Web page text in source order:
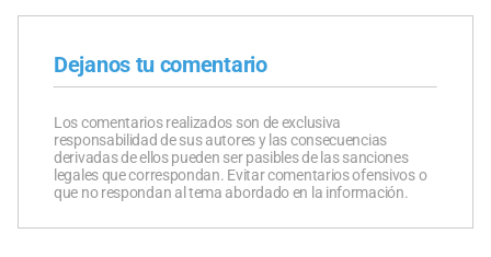
Dejanos tu comentario
Los comentarios realizados son de exclusiva
responsabilidad de sus autores y las consecuencias
derivadas de ellos pueden ser pasibles de las sanciones
legales que correspondan. Evitar comentarios ofensivos o
que no respondan al tema abordado en la información.